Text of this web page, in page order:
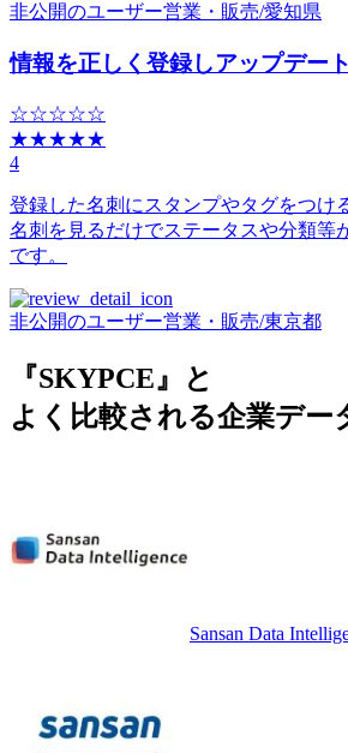
非公開のユーザー営業・販売/愛知県
情報を正しく登録しアップデー
☆☆☆☆☆
★★★★★
4
登録した名刺にスタンプやタグをつけ
名刺を見るだけでステータスや分類等
です。
非公開のユーザー営業・販売/東京都
『SKYPCE』と
よく比較される企業デー
Sansan Data